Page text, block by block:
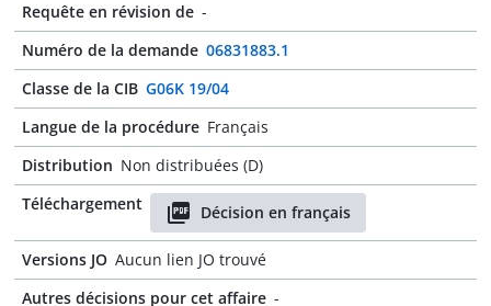
Requête en révision de -
Numéro de la demande 06831883.1
Classe de la CIB G06K 19/04
Langue de la procédure Français
Distribution Non distribuées (D)
Téléchargement
Décision en français
Versions JO Aucun lien JO trouvé
Autres décisions pour cet affaire -